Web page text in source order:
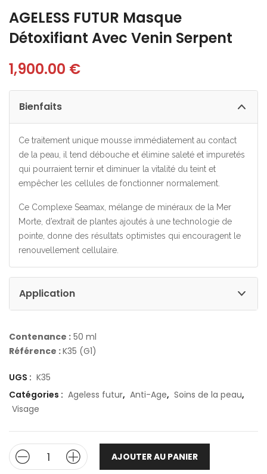
AGELESS FUTUR Masque
Détoxifiant Avec Venin Serpent
1,900.00 €
Bienfaits
Ce traitement unique mousse immédiatement au contact
de la peau, il tend débouche et élimine saleté et impuretés
qui pourraient ternir et diminuer la vitalité du teint et
empêcher les cellules de fonctionner normalement.
Ce Complexe Seamax, mélange de minéraux de la Mer
Morte, d’extrait de plantes ajoutés à une technologie de
pointe, donne des résultats optimistes qui encouragent le
renouvellement cellulaire.
Application
Contenance : 50 ml
Référence :K35 (G1)
UGS : K35
Catégories : Ageless futur, Anti-Age, Soins de la peau,
Visage
AJOUTER AU PANIER